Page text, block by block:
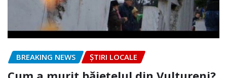
BREAKING NEWS ȘTIRI LOCALE